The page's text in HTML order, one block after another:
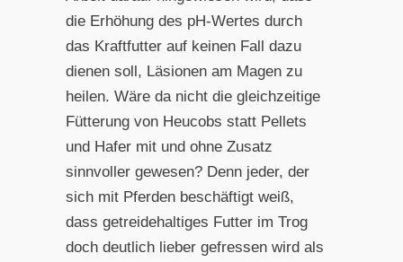
die Erhöhung des pH-Wertes durch
das Kraftfutter auf keinen Fall dazu
dienen soll, Läsionen am Magen zu
heilen. Wäre da nicht die gleichzeitige
Fütterung von Heucobs statt Pellets
und Hafer mit und ohne Zusatz
sinnvoller gewesen? Denn jeder, der
sich mit Pferden beschäftigt weiß,
dass getreidehaltiges Futter im Trog
doch deutlich lieber gefressen wird als